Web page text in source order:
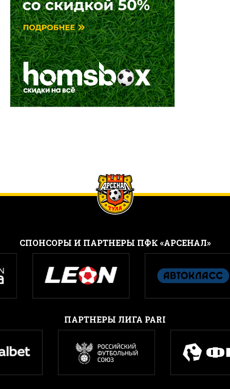
CПОНСОРЫ И ПАРТНЕРЫ ПФК «АРСЕНАЛ»
ПАРТНЕРЫ ЛИГА PARI